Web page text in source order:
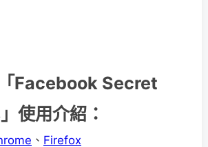
Facebook Secret
使用介紹：
、 Firefox